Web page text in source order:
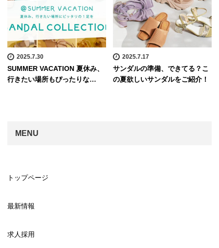
2025.7.30
SUMMER VACATION 夏休み、
行きたい場所もぴったりな…
2025.7.17
サンダルの準備、できてる？こ
の夏欲しいサンダルをご紹介！
MENU
トップページ
最新情報
求人採用